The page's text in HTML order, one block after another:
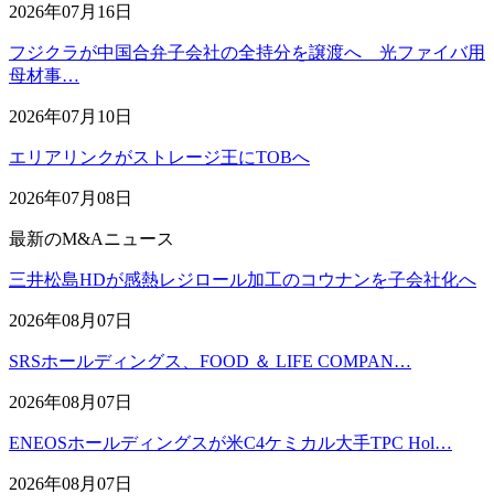
2026年07月16日
フジクラが中国合弁子会社の全持分を譲渡へ 光ファイバ用
母材事…
2026年07月10日
エリアリンクがストレージ王にTOBへ
2026年07月08日
最新のM&Aニュース
三井松島HDが感熱レジロール加工のコウナンを子会社化へ
2026年08月07日
SRSホールディングス、FOOD ＆ LIFE COMPAN…
2026年08月07日
ENEOSホールディングスが米C4ケミカル大手TPC Hol…
2026年08月07日